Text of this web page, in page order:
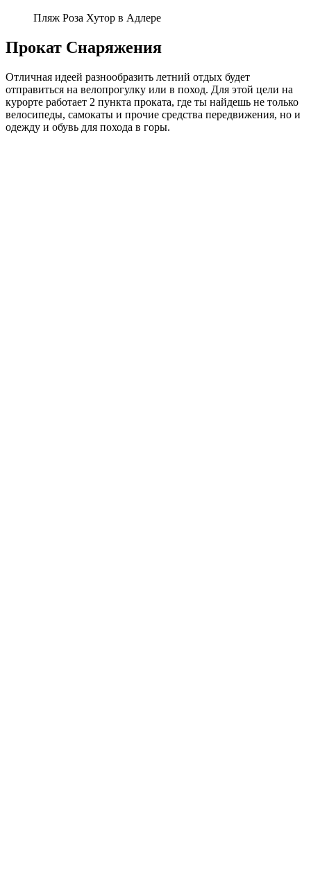
Пляж Роза Хутор в Адлере
Прокат Снаряжения
Отличная идеей разнообразить летний отдых будет
отправиться на велопрогулку или в поход. Для этой цели на
курорте работает 2 пункта проката, где ты найдешь не только
велосипеды, самокаты и прочие средства передвижения, но и
одежду и обувь для похода в горы.